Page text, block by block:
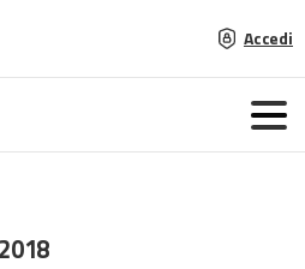
Accedi